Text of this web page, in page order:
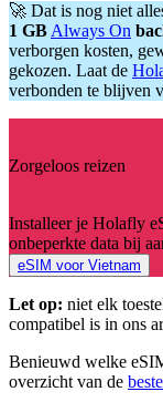
🚀 Dat is nog niet
1 GB Always On
verborgen kosten,
gekozen. Laat de
verbonden te blijven
Zorgeloos reizen
Installeer je Holafly
onbeperkte data bij
eSIM voor Vietnam
Let op: niet elk
compatibel is in ons
Benieuwd welke
overzicht van de